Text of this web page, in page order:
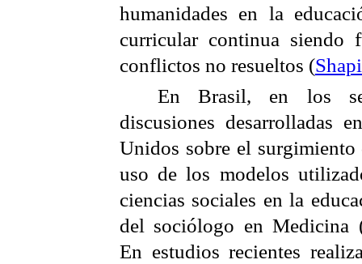
humanidades en la
curricular continua siendo
conflictos no resueltos (
En Brasil, en los
discusiones desarrolladas
Unidos sobre el
uso de los modelos
ciencias sociales en la
del sociólogo en Medicina
En estudios recientes